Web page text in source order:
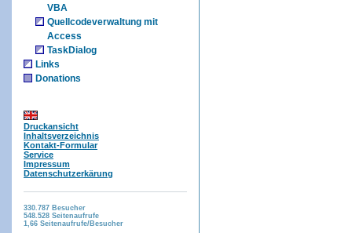
VBA
Quellcodeverwaltung mit
Access
TaskDialog
Links
Donations
Druckansicht
Inhaltsverzeichnis
Kontakt-Formular
Service
Impressum
Datenschutzerkärung
330.787 Besucher
548.528 Seitenaufrufe
1,66 Seitenaufrufe/Besucher